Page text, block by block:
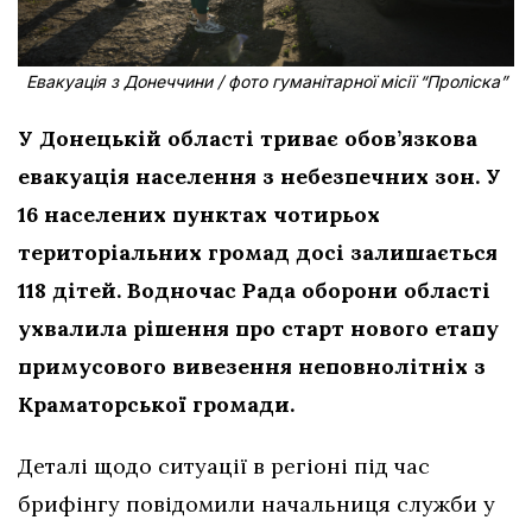
Евакуація з Донеччини / фото гуманітарної місії “Проліска”
У Донецькій області триває обов’язкова
евакуація населення з небезпечних зон. У
16 населених пунктах чотирьох
територіальних громад досі залишається
118 дітей. Водночас Рада оборони області
ухвалила рішення про старт нового етапу
примусового вивезення неповнолітніх з
Краматорської громади.
Деталі щодо ситуації в регіоні під час
брифінгу повідомили начальниця служби у